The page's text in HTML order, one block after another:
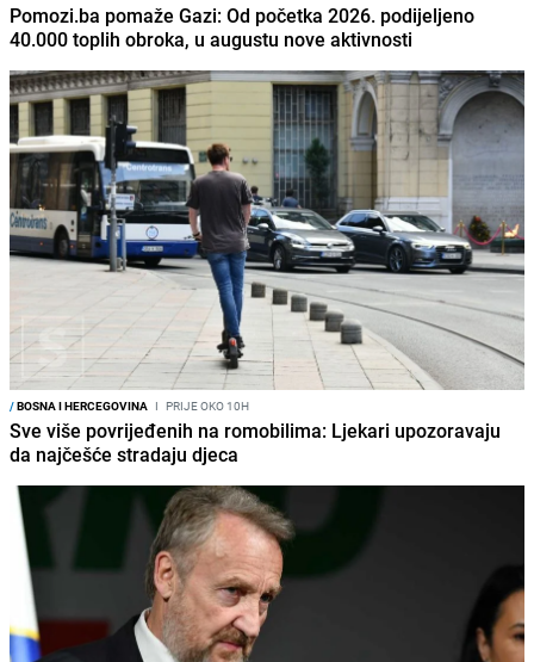
Pomozi.ba pomaže Gazi: Od početka 2026. podijeljeno
40.000 toplih obroka, u augustu nove aktivnosti
/BOSNA I HERCEGOVINA I PRIJE OKO 10H
Sve više povrijeđenih na romobilima: Ljekari upozoravaju
da najčešće stradaju djeca